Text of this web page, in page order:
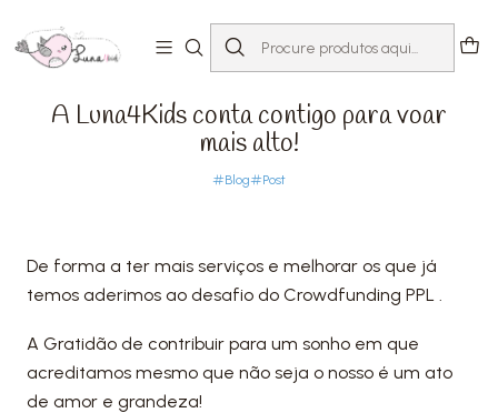
A Luna4Kids conta contigo para voar mais alto!
A Luna4Kids conta contigo para voar
mais alto!
Blog Post
De forma a ter mais serviços e melhorar os que já
temos aderimos ao desafio do Crowdfunding PPL .
A Gratidão de contribuir para um sonho em que
acreditamos mesmo que não seja o nosso é um ato
de amor e grandeza!